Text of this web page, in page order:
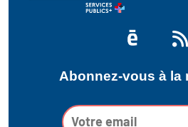
Abonnez-vous à la